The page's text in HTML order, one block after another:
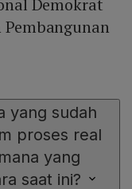
Demokrat
yang sudah
proses real
yang
saat ini?